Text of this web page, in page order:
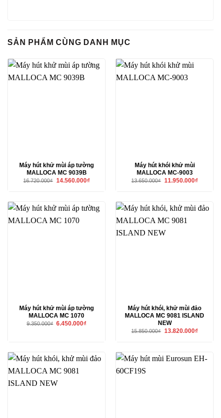
SẢN PHẨM CÙNG DANH MỤC
Máy hút khử mùi áp tường
MALLOCA MC 9039B
16.720.000₫ Giá
14.560.000₫Giá
14.560.000₫.
Máy hút khói khử mùi
MALLOCA MC-9003
13.650.000₫ Giá
11.950.000₫Giá
Máy hút khử mùi áp tường
MALLOCA MC 1070
9.350.000₫ Giá
6.450.000₫Giá
Máy hút khói, khử mùi đảo
MALLOCA MC 9081 ISLAND
NEW
15.850.000₫ Giá
13.820.000₫Giá